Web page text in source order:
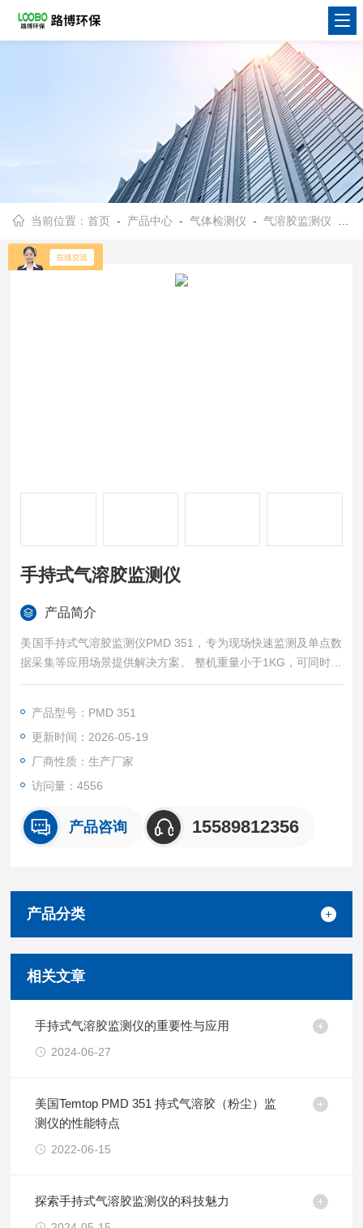
当前位置：首页 - 产品中心 -气体检测仪 -气溶胶监测仪
手持式气溶胶监测仪
产品简介
美国手持式气溶胶监测仪PMD 351，专为现场快速监测及单点数
据采集等应用场景提供解决方案。 整机重量小于1KG，可同时监
测PM1, PM2.5, PM4, PM10, TSP数据，非常适合现场及点源监
储，可U盘直接导出；内置大容量锂电池，正常可运行8小时以
上。
产品型号：PMD 351
更新时间：2026-05-19
厂商性质：生产厂家
访问量：4556
产品咨询 15589812356
产品分类
相关文章
手持式气溶胶监测仪的重要性与应用
2024-06-27
美国Temtop PMD 351 持式气溶胶（粉尘）监
测仪的性能特点
2022-06-15
探索手持式气溶胶监测仪的科技魅力